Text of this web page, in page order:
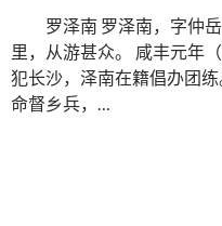
罗泽南 罗泽南，字仲
里，从游甚众。 咸丰元年
犯长沙，泽南在籍倡办团
命督乡兵，…